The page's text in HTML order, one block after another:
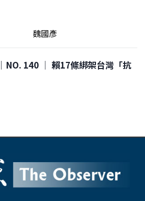
魏國彥
NO. 140 │ 賴17條綁架台灣「抗